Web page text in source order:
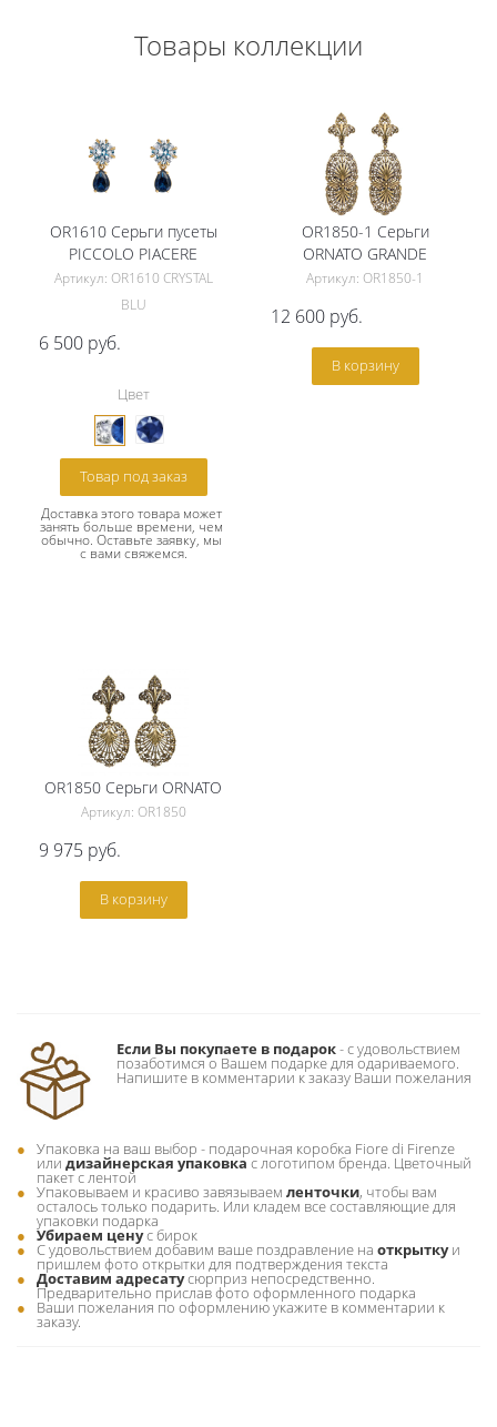
Товары коллекции
OR1610 Серьги пусеты
PICCOLO PIACERE
Артикул: OR1610 CRYSTAL
BLU
6 500 руб.
Цвет
Товар под заказ
Доставка этого товара может
занять больше времени, чем
обычно. Оставьте заявку, мы
с вами свяжемся.
OR1850-1 Серьги
ORNATO GRANDE
Артикул: OR1850-1
12 600 руб.
В корзину
OR1850 Серьги ORNATO
Артикул: OR1850
9 975 руб.
В корзину
Если Вы покупаете в подарок- c удовольствием
позаботимся о Вашем подарке для одариваемого.
Напишите в комментарии к заказу Ваши пожелания
Упаковка на ваш выбор - подарочная коробка Fiore di Firenze
или дизайнерская упаковка с логотипом бренда. Цветочный
пакет с лентой
Упаковываем и красиво завязываем ленточки, чтобы вам
осталось только подарить. Или кладем все составляющие для
упаковки подарка
Убираем ценус бирок
С удовольствием добавим ваше поздравление на открыткуи
пришлем фото открытки для подтверждения текста
Доставим адресатусюрприз непосредственно.
Предварительно прислав фото оформленного подарка
Ваши пожелания по оформлению укажите в комментарии к
заказу.